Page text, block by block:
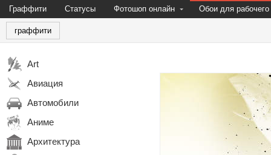
Граффити Статусы Фотошоп онлайн Обои для рабочего
граффити
Art
Авиация
Автомобили
Аниме
Архитектура